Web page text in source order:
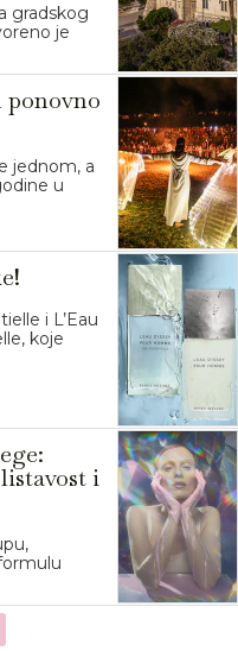
gradskog
je
ponovno
jednom, a
u
i L’Eau
koje
i